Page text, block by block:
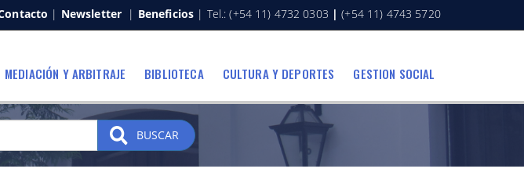
| Newsletter | Beneficios | Tel.: (+54 11) 4732 0303 | (+54 11) 4743 5720
MEDIACIÓN Y ARBITRAJE BIBLIOTECA CULTURA Y DEPORTES GESTION SOCIAL
BUSCAR